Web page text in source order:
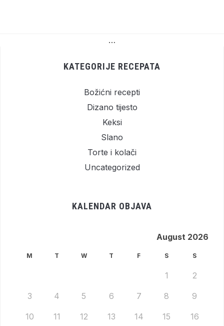
…
KATEGORIJE RECEPATA
Božićni recepti
Dizano tijesto
Keksi
Slano
Torte i kolači
Uncategorized
KALENDAR OBJAVA
August 2026
M T W T F S S
1 2
3 4 5 6 7 8 9
10 11 12 13 14 15 16